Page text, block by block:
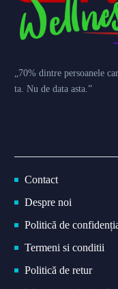
„70% dintre persoanele
ta. Nu de data asta.”
Contact
Despre noi
Politică de
Termeni si conditii
Politică de retur